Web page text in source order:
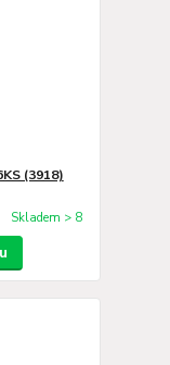
(3918)
Skladem > 8